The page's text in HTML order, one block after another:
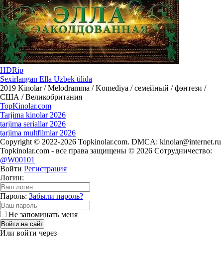
HDRip
Sexirlangan Ella Uzbek tilida
2019 Kinolar / Melodramma / Komediya / семейный / фэнтези /
США / Великобритания
TopKinolar.com
Tarjima kinolar 2026
tarjima seriallar 2026
tarjima multfilmlar 2026
Copyright © 2022-2026 Topkinolar.com. DMCA: kinolar@internet.ru
Topkinolar.com - все права защищены © 2026 Сотрудничество:
@W00101
Войти Регистрация
Логин:
Пароль: Забыли пароль?
Не запоминать меня
Войти на сайт
Или войти через